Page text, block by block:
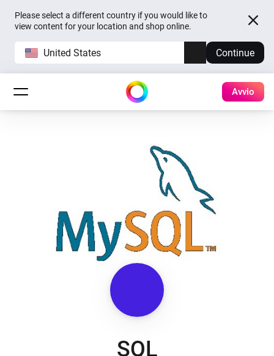
Please select a different country if you would like to
view content for your location and shop online.
United States Continue
Avvio
SQL